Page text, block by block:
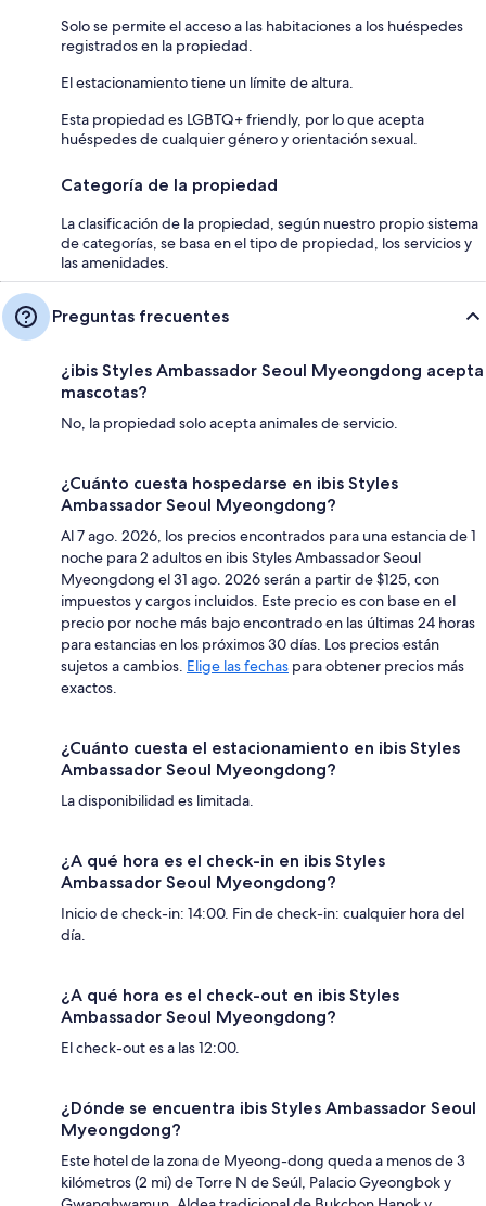
Solo se permite el acceso a las habitaciones a los huéspedes
registrados en la propiedad.
El estacionamiento tiene un límite de altura.
Esta propiedad es LGBTQ+ friendly, por lo que acepta
huéspedes de cualquier género y orientación sexual.
Categoría de la propiedad
La clasificación de la propiedad, según nuestro propio sistema
de categorías, se basa en el tipo de propiedad, los servicios y
las amenidades.
Preguntas frecuentes
¿ibis Styles Ambassador Seoul Myeongdong acepta
mascotas?
No, la propiedad solo acepta animales de servicio.
¿Cuánto cuesta hospedarse en ibis Styles
Ambassador Seoul Myeongdong?
Al 7 ago. 2026, los precios encontrados para una estancia de 1
noche para 2 adultos en ibis Styles Ambassador Seoul
Myeongdong el 31 ago. 2026 serán a partir de $125, con
impuestos y cargos incluidos. Este precio es con base en el
precio por noche más bajo encontrado en las últimas 24 horas
para estancias en los próximos 30 días. Los precios están
sujetos a cambios. Elige las fechas para obtener precios más
exactos.
¿Cuánto cuesta el estacionamiento en ibis Styles
Ambassador Seoul Myeongdong?
La disponibilidad es limitada.
¿A qué hora es el check-in en ibis Styles
Ambassador Seoul Myeongdong?
Inicio de check-in: 14:00. Fin de check-in: cualquier hora del
día.
¿A qué hora es el check-out en ibis Styles
Ambassador Seoul Myeongdong?
El check-out es a las 12:00.
¿Dónde se encuentra ibis Styles Ambassador Seoul
Myeongdong?
Este hotel de la zona de Myeong-dong queda a menos de 3
kilómetros (2 mi) de Torre N de Seúl, Palacio Gyeongbok y